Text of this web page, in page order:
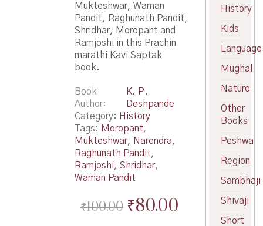
Mukteshwar, Waman
Pandit, Raghunath Pandit,
Shridhar, Moropant and
Ramjoshi in this Prachin
marathi Kavi Saptak
book.
Book
Author
K. P.
Deshpande
Category: History
Tags: Moropant,
Mukteshwar, Narendra,
Raghunath Pandit,
Ramjoshi, Shridhar,
Waman Pandit
₹100.00 Original
₹80.00Current
History
Kids
Language
Mughal
Nature
Other
Books
Peshwa
Region
Sambhaji
Shivaji
Short